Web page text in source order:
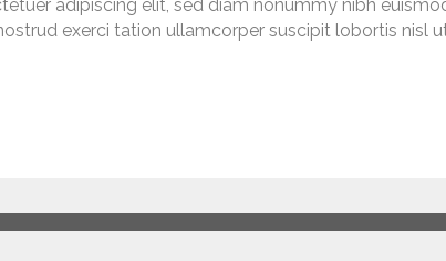
adipiscing elit, sed diam nonummy nibh
exerci tation ullamcorper suscipit lobortis nisl